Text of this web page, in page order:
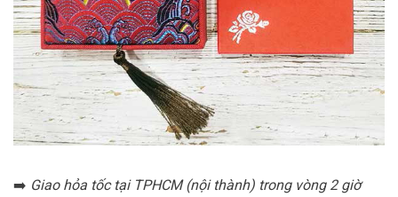
➡️ Giao hỏa tốc tại TPHCM (nội thành) trong vòng 2 giờ